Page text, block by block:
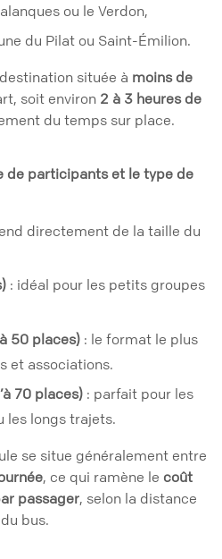
ou le Verdon,
du Pilat ou Saint-Émilion.
située à moins de
soit environ 2 à 3 heures de
du temps sur place.
de participants et le type de
directement de la taille du
: idéal pour les petits groupes
50 places) : le format le plus
et associations.
70 places) : parfait pour les
les longs trajets.
se situe généralement entre
, ce qui ramène le coût
passager, selon la distance
bus.